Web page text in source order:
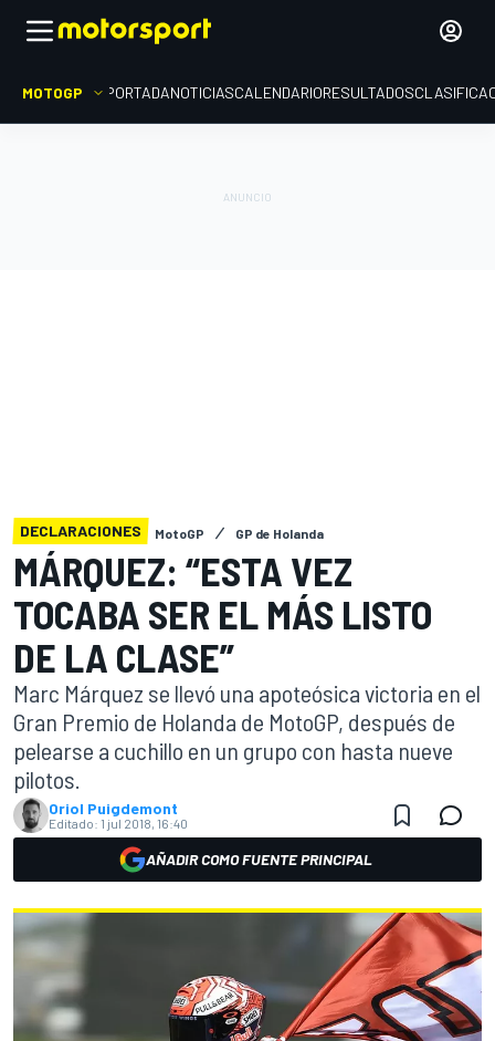
MOTOGP PORTADANOTICIASCALENDARIORESULTADOS
DECLARACIONES MotoGP GP de Holanda
MÁRQUEZ: “ESTA VEZ
TOCABA SER EL MÁS LISTO
DE LA CLASE”
Marc Márquez se llevó una apoteósica victoria en el
Gran Premio de Holanda de MotoGP, después de
pelearse a cuchillo en un grupo con hasta nueve
pilotos.
Oriol Puigdemont
Editado: 1 jul 2018, 16:40
AÑADIR COMO FUENTE PRINCIPAL